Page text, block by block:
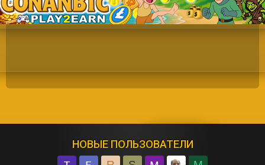
НОВЫЕ ПОЛЬЗОВАТЕЛИ